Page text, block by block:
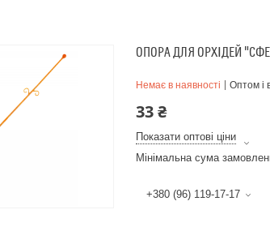
ОПОРА ДЛЯ ОРХІДЕЙ
Немає в наявності Оптом і
33 ₴
Показати оптові ціни
Мінімальна сума
+380 (96) 119-17-17